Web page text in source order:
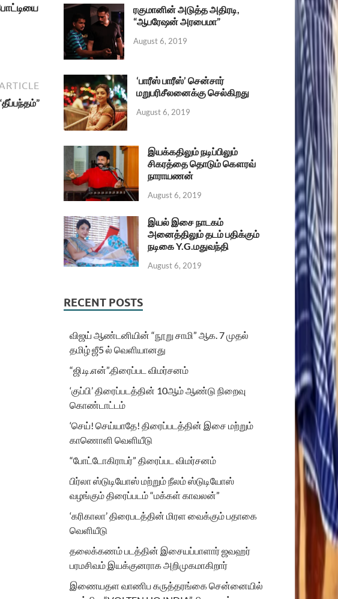
ரகுமானின் அடுத்த அதிரடி,
“ஆபரேஷன் அரபைமா”
August 6, 2019
‘பாரீஸ் பாரீஸ்’ சென்சார்
மறுபரிசீலனைக்கு செல்கிறது
August 6, 2019
இயக்கதிலும் நடிப்பிலும்
சிகரத்தை தொடும் கௌரவ்
நாராயணன்
August 6, 2019
இயல் இசை நாடகம்
அனைத்திலும் தடம் பதிக்கும்
நடிகை Y.G.மதுவந்தி
August 6, 2019
RECENT POSTS
விஜய் ஆண்டனியின் “நூறு சாமி” ஆக. 7 முதல்
தமிழ் ஜீ5 ல் வெளியானது
“ஜி.டி.என்”.திரைப்பட விமர்சனம்
‘குப்பி’ திரைப்படத்தின் 10ஆம் ஆண்டு நிறைவு
கொண்டாட்டம்
‘செய்! செய்யாதே! திரைப்படத்தின் இசை மற்றும்
காணொளி வெளியீடு
“போட்டோகிராபர்” திரைப்பட விமர்சனம்
பிர்லா ஸ்டுடியோஸ் மற்றும் நீலம் ஸ்டுடியோஸ்
வழங்கும் திரைப்படம் “மக்கள் காவலன்”
‘கரிகாலா’ திரைபடத்தின் மிரள வைக்கும் பதாகை
வெளியீடு
தலைக்கணம் படத்தின் இசையப்பாளார் ஜவஹர்
பரமசிவம் இயக்குனராக அறிமுகமாகிறார்
இணையதள வாணிப கருத்தரங்கை சென்னையில்